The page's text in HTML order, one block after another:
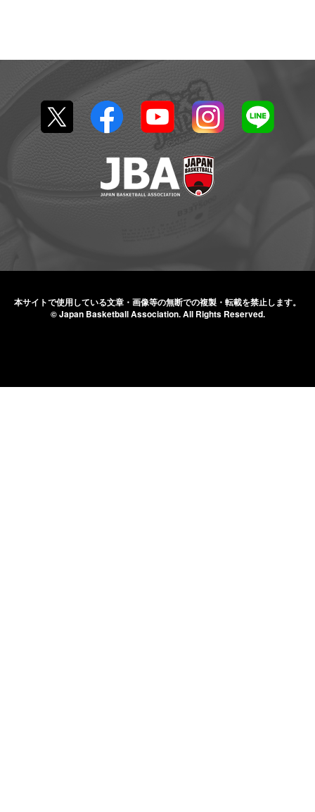
本サイトで使用している文章・画像等の無断での複製・転載を禁止します。
© Japan Basketball Association.All Rights Reserved.